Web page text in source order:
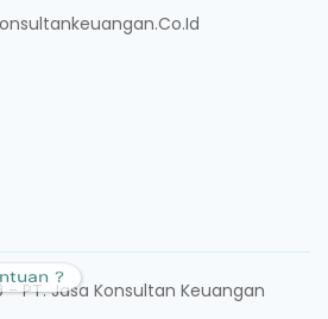
PT. Jasa Konsultan Keuangan
?